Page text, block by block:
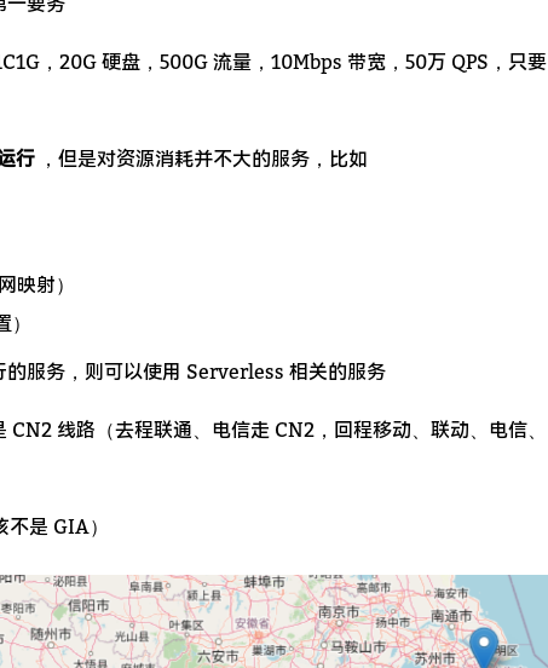
，20G 硬盘，500G 流量，10Mbps 带宽，50万 QPS，只要
行 ，但是对资源消耗并不大的服务，比如
映射）
的服务，则可以使用 Serverless 相关的服务
线路（去程联通、电信走 CN2，回程移动、联动、电信、
是 GIA）